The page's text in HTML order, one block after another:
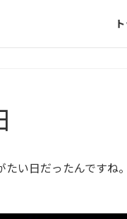
たい日だったんですね